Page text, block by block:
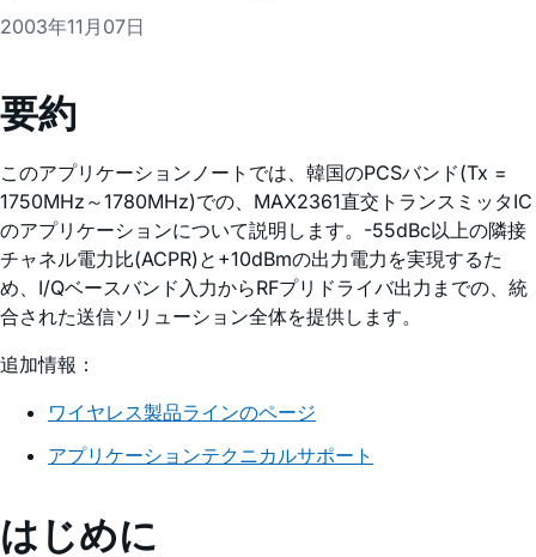
2003年11月07日
要約
このアプリケーションノートでは、韓国のPCSバンド(Tx =
1750MHz～1780MHz)での、MAX2361直交トランスミッタIC
のアプリケーションについて説明します。-55dBc以上の隣接
チャネル電力比(ACPR)と+10dBmの出力電力を実現するた
め、I/Qベースバンド入力からRFプリドライバ出力までの、統
合された送信ソリューション全体を提供します。
追加情報：
ワイヤレス製品ラインのページ
アプリケーションテクニカルサポート
はじめに